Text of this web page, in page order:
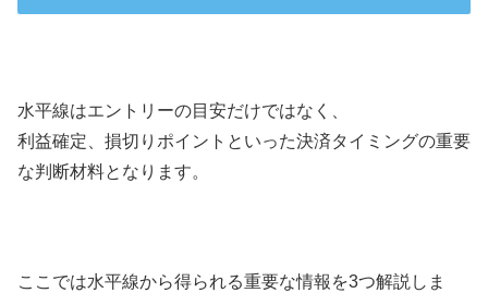
水平線はエントリーの目安だけではなく、
利益確定、損切りポイントといった決済タイミングの重要
な判断材料となります。
ここでは水平線から得られる重要な情報を3つ解説しま